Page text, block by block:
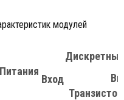
модулей
Питания
Вход